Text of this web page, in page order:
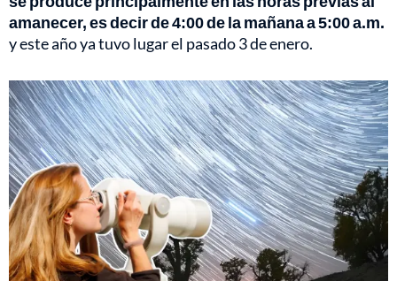
amanecer, es decir de 4:00 de la mañana a 5:00 a.m.
y este año ya tuvo lugar el pasado 3 de enero.